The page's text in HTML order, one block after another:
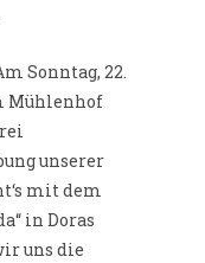
Sonntag, 22.
Mühlenhof
unserer
mit dem
in Doras
uns die